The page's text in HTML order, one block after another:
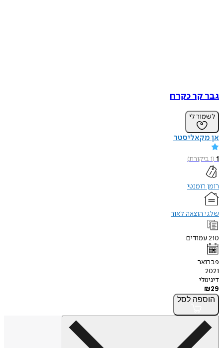
גבר קר כקרח
לשמור לי
אן מקאליסטר
1
(
1ביקורת)
רומן רומנטי
שלגי הוצאה לאור
210עמודים
פברואר
2021
דיגיטלי
₪29
הוספה לסל